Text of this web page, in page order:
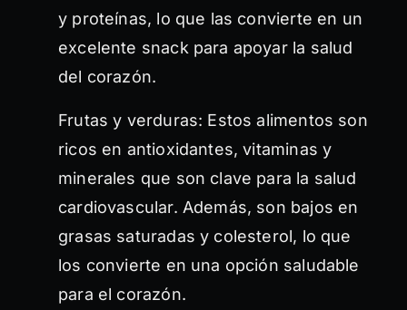
y proteínas, lo que las convierte en un
excelente snack para apoyar la salud
del corazón.
Frutas y verduras: Estos alimentos son
ricos en antioxidantes, vitaminas y
minerales que son clave para la salud
cardiovascular. Además, son bajos en
grasas saturadas y colesterol, lo que
los convierte en una opción saludable
para el corazón.